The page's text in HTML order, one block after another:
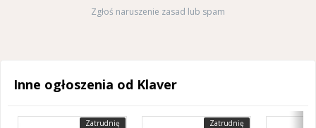
Zgłoś naruszenie zasad lub spam
Inne ogłoszenia od Klaver
Zatrudnię Zatrudnię